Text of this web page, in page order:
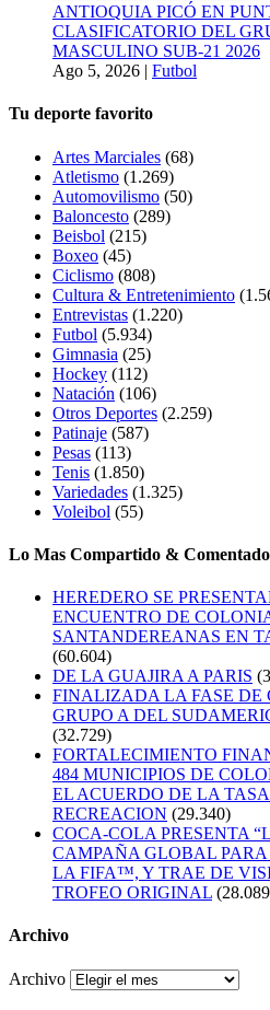
ANTIOQUIA PICÓ EN
CLASIFICATORIO DEL
MASCULINO SUB-21 2026
Ago 5, 2026 | Futbol
Tu deporte favorito
Artes Marciales (68)
Atletismo (1.269)
Automovilismo (50)
Baloncesto (289)
Beisbol (215)
Boxeo (45)
Ciclismo (808)
Cultura & Entretenimiento
Entrevistas (1.220)
Futbol (5.934)
Gimnasia (25)
Hockey (112)
Natación (106)
Otros Deportes (2.259)
Patinaje (587)
Pesas (113)
Tenis (1.850)
Variedades (1.325)
Voleibol (55)
Lo Mas Compartido & Comentado
HEREDERO SE
ENCUENTRO DE
SANTANDEREANAS EN
(60.604)
DE LA GUAJIRA A PARIS
FINALIZADA LA FASE DE
GRUPO A DEL
(32.729)
FORTALECIMIENTO
484 MUNICIPIOS DE
EL ACUERDO DE LA
RECREACION (29.340)
COCA-COLA PRESENTA
CAMPAÑA GLOBAL
LA FIFA™, Y TRAE DE
TROFEO ORIGINAL
Archivo
Archivo